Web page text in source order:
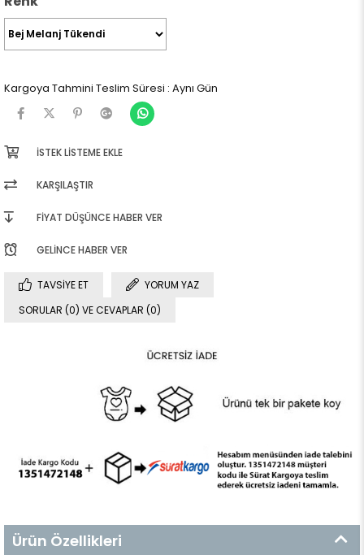
Kargoya Tahmini Teslim Süresi : Aynı Gün
İSTEK LISTEME EKLE
KARŞILAŞTIR
FIYAT DÜŞÜNCE HABER VER
GELINCE HABER VER
TAVSIYE ET
YORUM YAZ
SORULAR (0) VE CEVAPLAR (0)
Ürün Özellikleri